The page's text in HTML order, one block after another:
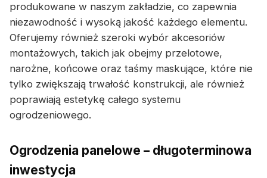
produkowane w naszym zakładzie, co zapewnia
niezawodność i wysoką jakość każdego elementu.
Oferujemy również szeroki wybór akcesoriów
montażowych, takich jak obejmy przelotowe,
narożne, końcowe oraz taśmy maskujące, które nie
tylko zwiększają trwałość konstrukcji, ale również
poprawiają estetykę całego systemu
ogrodzeniowego.
Ogrodzenia panelowe – długoterminowa
inwestycja